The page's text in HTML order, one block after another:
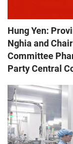
Hung Yen:
Nghia and
Committee
Party Central